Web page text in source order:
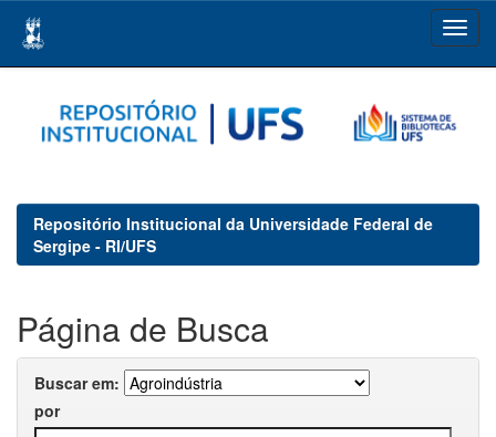
navigation
Repositório Institucional da Universidade Federal de
Sergipe - RI/UFS
Página de Busca
Buscar em:
por